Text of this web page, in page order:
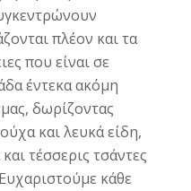
πλέον και τα
που είναι σε
έντεκα ακόμη
δωρίζοντας
και λευκά είδη,
τέσσερις τσάντες
κάθε